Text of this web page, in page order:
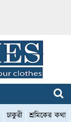
চাকুরী শ্রমিকের কথা